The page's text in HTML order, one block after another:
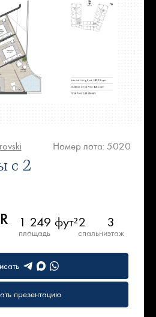
Номер лота: 5020
с 2
1 249 фут²
площадь
2
спальни
3
этаж
презентацию